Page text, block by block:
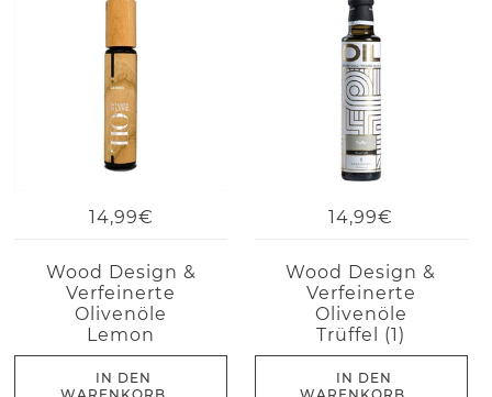
14,99€
Wood Design &
Verfeinerte
Olivenöle
Lemon
IN DEN
14,99€
Wood Design &
Verfeinerte
Olivenöle
Trüffel (1)
IN DEN